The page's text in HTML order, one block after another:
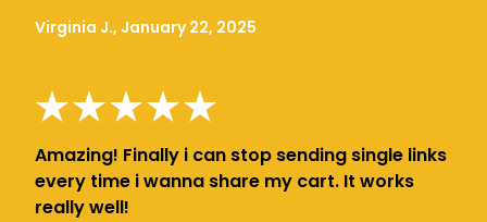
Virginia J., January 22, 2025
Amazing! Finally i can stop sending single links
every time i wanna share my cart. It works
really well!